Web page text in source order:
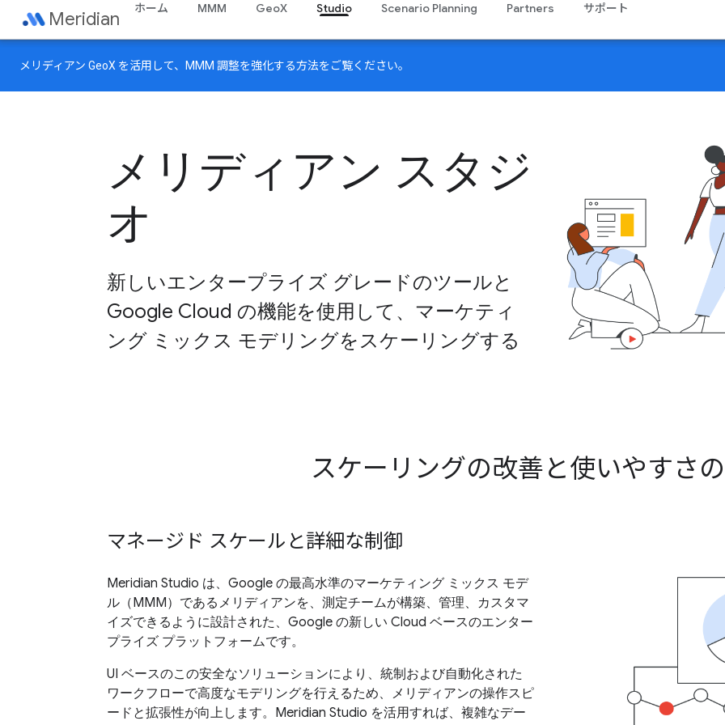
Meridian ホーム MMM GeoX Studio Scenario Planning Partners サポート
メリディアン GeoX を活用して、MMM 調整を強化する方法をご覧ください。
メリディアン スタジ
オ
新しいエンタープライズ グレードのツールと
Google Cloud の機能を使用して、マーケティ
ング ミックス モデリングをスケーリングする
スケーリングの改善と使いやすさ
マネージド スケールと詳細な制御
Meridian Studio は、Google の最高水準のマーケティング ミックス モデ
ル（MMM）であるメリディアンを、測定チームが構築、管理、カスタマ
イズできるように設計された、Google の新しい Cloud ベースのエンター
プライズ プラットフォームです。
UI ベースのこの安全なソリューションにより、統制および自動化された
ワークフローで高度なモデリングを行えるため、メリディアンの操作スピ
ードと拡張性が向上します。Meridian Studio を活用すれば、複雑なデー